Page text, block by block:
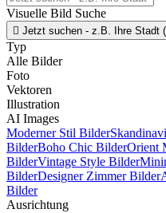
Visuelle Bild Suche
 Jetzt suchen - z.B. Ihre Stadt
Typ
Alle Bilder
Foto
Vektoren
Illustration
AI Images
Moderner Stil Bilder
BilderBoho Chic BilderOrient
BilderVintage Style Bilder
BilderDesigner Zimmer Bilder
Bilder
Ausrichtung